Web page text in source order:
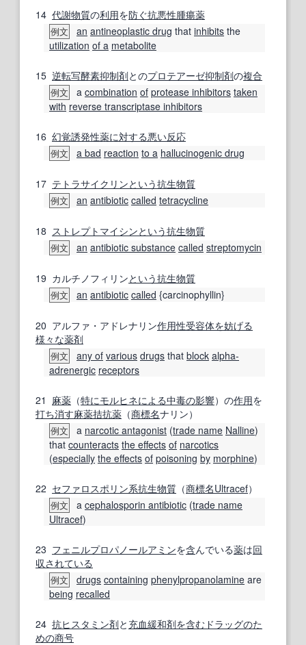
14 代謝物質の利用を防ぐ抗悪性腫瘍薬
例文 an antineoplastic drug that inhibits the
utilization of a metabolite
15 逆転写酵素抑制剤とのプロテアーゼ抑制剤の複合
例文 a combination of protease inhibitors taken
with reverse transcriptase inhibitors
16 幻覚誘発性薬に対する悪い反応
例文 a bad reaction to a hallucinogenic drug
17 テトラサイクリンという抗生物質
例文 an antibiotic called tetracycline
18 ストレプトマイシンという抗生物質
例文 an antibiotic substance called streptomycin
19 カルチノフィリンという抗生物質
例文 an antibiotic called {carcinophyllin}
20 アルファ・アドレナリン作用性受容体を妨げる
様々な薬剤
例文 any of various drugs that block alpha-
adrenergic receptors
21 麻薬 （特にモルヒネによる中毒の影響）の作用を
打ち消す麻薬拮抗薬 （商標名ナリン）
例文 a narcotic antagonist (trade name Nalline)
that counteracts the effects of narcotics
(especially the effects of poisoning by morphine)
22 セファロスポリン系抗生物質 （商標名Ultracef）
例文 a cephalosporin antibiotic (trade name
Ultracef)
23 フェニルプロパノールアミンを含んでいる薬は回
収されている
例文 drugs containing phenylpropanolamine are
being recalled
24 抗ヒスタミン剤と 充血緩和剤を含む ドラッグのた
めの商号